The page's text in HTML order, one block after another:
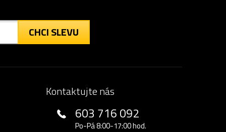
CHCI SLEVU
Kontaktujte nás
603 716 092
Po-Pá 8:00-17:00 hod.